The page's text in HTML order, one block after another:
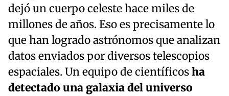
dejó un cuerpo celeste hace miles de
millones de años. Eso es precisamente lo
que han logrado astrónomos que analizan
datos enviados por diversos telescopios
espaciales. Un equipo de científicosha
detectado una galaxia del universo